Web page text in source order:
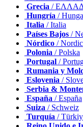
Grecia /
Hungría /
Italia / Italia
Países Bajos /
Nórdico / Nordic
Polonia / Polska
Portugal /
Rumania y
Eslovenia /
Serbia &
España / España
Suiza / Schweiz
Turquía /